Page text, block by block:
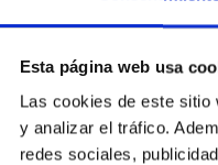
Esta página web usa
Las cookies de este sitio
y analizar el tráfico.
redes sociales,
ORDENAR POR: